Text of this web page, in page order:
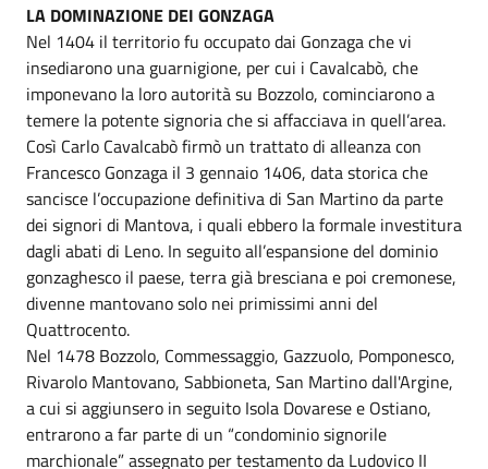
LA DOMINAZIONE DEI GONZAGA
Nel 1404 il territorio fu occupato dai Gonzaga che vi
insediarono una guarnigione, per cui i Cavalcabò, che
imponevano la loro autorità su Bozzolo, cominciarono a
temere la potente signoria che si affacciava in quell’area.
Così Carlo Cavalcabò firmò un trattato di alleanza con
Francesco Gonzaga il 3 gennaio 1406, data storica che
sancisce l’occupazione definitiva di San Martino da parte
dei signori di Mantova, i quali ebbero la formale investitura
dagli abati di Leno. In seguito all’espansione del dominio
gonzaghesco il paese, terra già bresciana e poi cremonese,
divenne mantovano solo nei primissimi anni del
Quattrocento.
Nel 1478 Bozzolo, Commessaggio, Gazzuolo, Pomponesco,
Rivarolo Mantovano, Sabbioneta, San Martino dall'Argine,
a cui si aggiunsero in seguito Isola Dovarese e Ostiano,
entrarono a far parte di un “condominio signorile
marchionale” assegnato per testamento da Ludovico II